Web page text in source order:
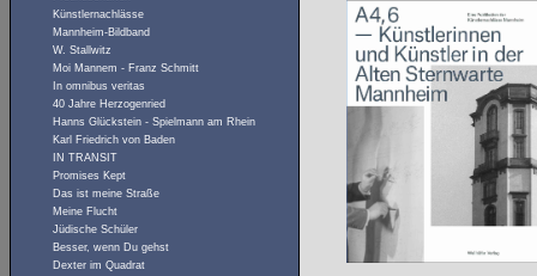
Künstlernachlässe
Mannheim-Bildband
W. Stallwitz
Moi Mannem - Franz Schmitt
In omnibus veritas
40 Jahre Herzogenried
Hanns Glückstein - Spielmann am Rhein
Karl Friedrich von Baden
IN TRANSIT
Promises Kept
Das ist meine Straße
Meine Flucht
Jüdische Schüler
Besser, wenn Du gehst
Dexter im Quadrat